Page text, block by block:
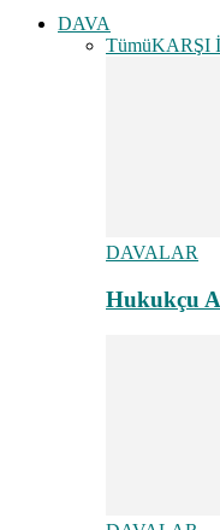
DAVA
TümüKARŞI
DAVALAR
Hukukçu